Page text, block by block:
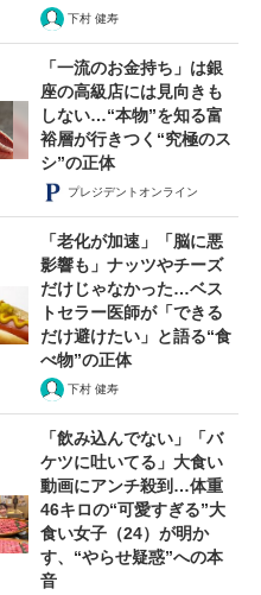
下村 健寿
「一流のお金持ち」は銀
座の高級店には見向きも
しない…“本物”を知る富
裕層が行きつく“究極のス
シ”の正体
プレジデントオンライン
「老化が加速」「脳に悪
影響も」ナッツやチーズ
だけじゃなかった…ベス
トセラー医師が「できる
だけ避けたい」と語る“食
べ物”の正体
下村 健寿
「飲み込んでない」「バ
ケツに吐いてる」大食い
動画にアンチ殺到…体重
46キロの“可愛すぎる”大
食い女子（24）が明か
す、“やらせ疑惑”への本
音